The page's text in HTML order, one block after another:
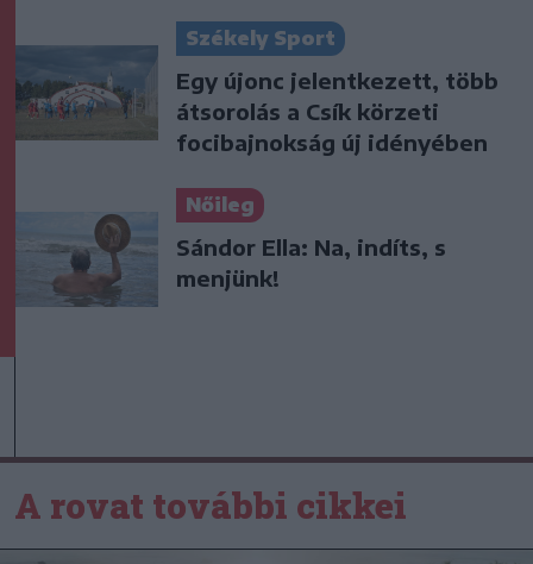
Székely Sport
Egy újonc jelentkezett, több
átsorolás a Csík körzeti
focibajnokság új idényében
Nőileg
Sándor Ella: Na, indíts, s
menjünk!
A rovat további cikkei